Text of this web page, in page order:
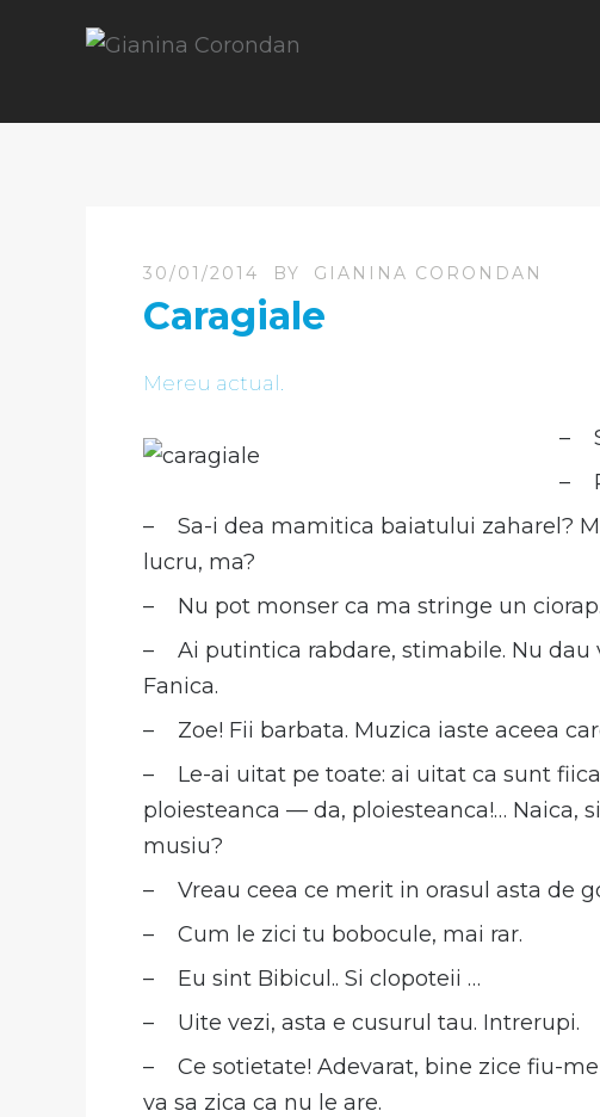
30/01/2014 BY GIANINA CORONDAN
Caragiale
Mereu actual.
–
–
– Sa-i dea mamitica baiatului zaharel?
lucru, ma?
– Nu pot monser ca ma stringe un ciorap.
– Ai putintica rabdare, stimabile. Nu dau
Fanica.
– Zoe! Fii barbata. Muzica iaste aceea
– Le-ai uitat pe toate: ai uitat ca sunt
ploiesteanca — da, ploiesteanca!… Naica,
musiu?
– Vreau ceea ce merit in orasul asta de
– Cum le zici tu bobocule, mai rar.
– Eu sint Bibicul.. Si clopoteii …
– Uite vezi, asta e cusurul tau. Intrerupi.
– Ce sotietate! Adevarat, bine zice fiu-
va sa zica ca nu le are.